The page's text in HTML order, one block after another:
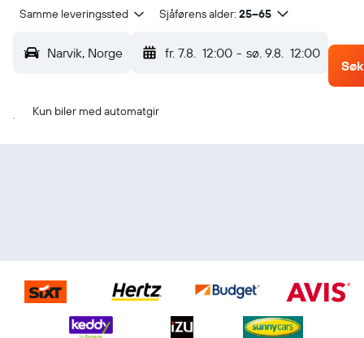
Samme leveringssted Sjåførens alder: 25–65
Narvik, Norge fr. 7.8. 12:00 - sø. 9.8. 12:00
Søk
Kun biler med automatgir